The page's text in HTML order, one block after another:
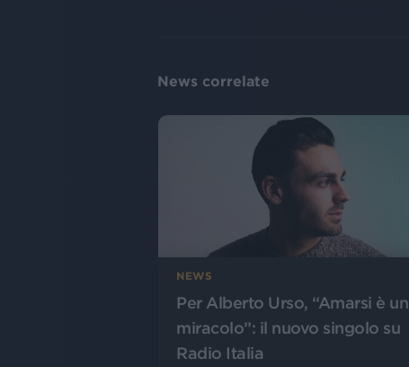
News correlate
NEWS
Per Alberto Urso, “Amarsi è un
miracolo”: il nuovo singolo su
Radio Italia